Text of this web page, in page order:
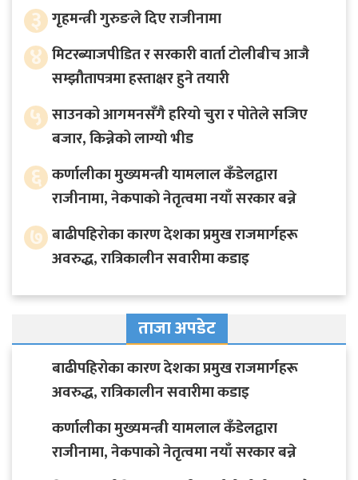
३ गृहमन्त्री गुरुङले दिए राजीनामा
४ मिटरब्याजपीडित र सरकारी वार्ता टोलीबीच आजै
सम्झौतापत्रमा हस्ताक्षर हुने तयारी
५ साउनको आगमनसँगै हरियो चुरा र पोतेले सजिए
बजार, किन्नेको लाग्यो भीड
६ कर्णालीका मुख्यमन्त्री यामलाल कँडेलद्वारा
राजीनामा, नेकपाको नेतृत्वमा नयाँ सरकार बन्ने
७ बाढीपहिरोका कारण देशका प्रमुख राजमार्गहरू
अवरुद्ध, रात्रिकालीन सवारीमा कडाइ
ताजा अपडेट
बाढीपहिरोका कारण देशका प्रमुख राजमार्गहरू
अवरुद्ध, रात्रिकालीन सवारीमा कडाइ
कर्णालीका मुख्यमन्त्री यामलाल कँडेलद्वारा
राजीनामा, नेकपाको नेतृत्वमा नयाँ सरकार बन्ने